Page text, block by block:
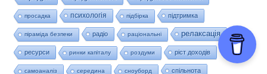
просадка психологія підбірка підтримка
піраміда безпеки радіо раціональні релаксація
ресурси ринки капіталу роздуми ріст доходів
самоаналіз середина сноуборд спільнота